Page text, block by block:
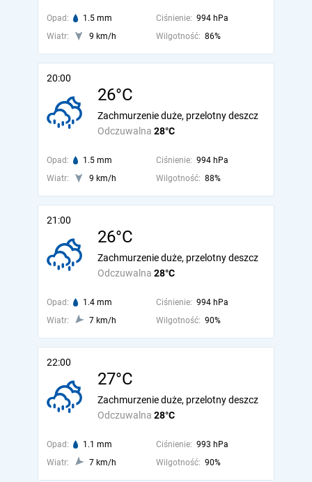
Opad: 1.5 mm Ciśnienie: 994 hPa
Wiatr:
9 km/h Wilgotność: 86%
20:00
26°C
Odczuwalna 28°C
Zachmurzenie duże, przelotny deszcz
Opad: 1.5 mm Ciśnienie: 994 hPa
Wiatr:
9 km/h Wilgotność: 88%
21:00
26°C
Odczuwalna 28°C
Zachmurzenie duże, przelotny deszcz
Opad: 1.4 mm Ciśnienie: 994 hPa
Wiatr:
7 km/h Wilgotność: 90%
22:00
27°C
Odczuwalna 28°C
Zachmurzenie duże, przelotny deszcz
Opad: 1.1 mm Ciśnienie: 993 hPa
Wiatr:
7 km/h Wilgotność: 90%